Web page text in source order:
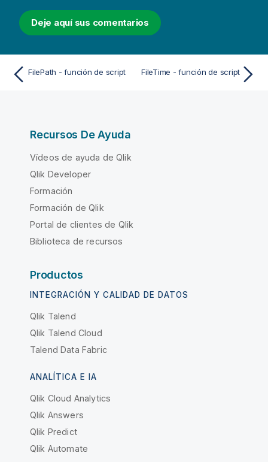
Deje aquí sus comentarios
FilePath - función de script FileTime - función de script
Recursos De Ayuda
Vídeos de ayuda de Qlik
Qlik Developer
Formación
Formación de Qlik
Portal de clientes de Qlik
Biblioteca de recursos
Productos
INTEGRACIÓN Y CALIDAD DE DATOS
Qlik Talend
Qlik Talend Cloud
Talend Data Fabric
ANALÍTICA E IA
Qlik Cloud Analytics
Qlik Answers
Qlik Predict
Qlik Automate